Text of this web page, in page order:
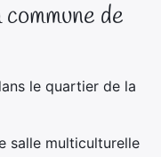
de
le quartier de la
salle multiculturelle